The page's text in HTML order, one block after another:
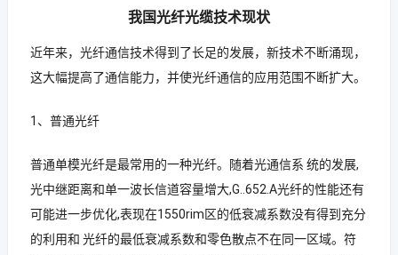
我国光纤光缆技术现状
近年来，光纤通信技术得到了长足的发展，新技术不断涌现，
这大幅提高了通信能力，并使光纤通信的应用范围不断扩大。
1、普通光纤
普通单模光纤是最常用的一种光纤。随着光通信系 统的发展,
光中继距离和单一波长信道容量增大,G..652.A光纤的性能还有
可能进一步优化,表现在1550rim区的低衰减系数没有得到充分
的利用和 光纤的最低衰减系数和零色散点不在同一区域。符